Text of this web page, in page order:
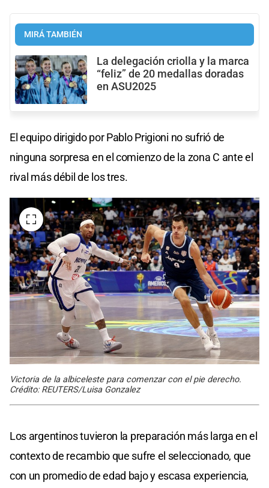
MIRÁ TAMBIÉN
La delegación criolla y la marca
“feliz” de 20 medallas doradas
en ASU2025
El equipo dirigido por Pablo Prigioni no sufrió de
ninguna sorpresa en el comienzo de la zona C ante el
rival más débil de los tres.
Victoria de la albiceleste para comenzar con el pie derecho.
Crédito: REUTERS/Luisa Gonzalez
Los argentinos tuvieron la preparación más larga en el
contexto de recambio que sufre el seleccionado, que
con un promedio de edad bajo y escasa experiencia,